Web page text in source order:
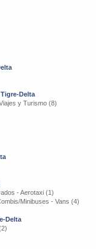
Delta
y Turismo (8)
- Aerotaxi (1)
Minibuses - Vans (4)
Delta